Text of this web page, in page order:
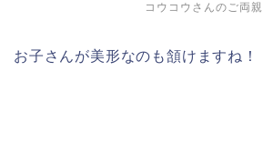
コウコウさんのご両親
お子さんが美形なのも頷けますね！